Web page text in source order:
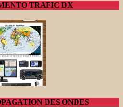
TRAFIC DX
DES ONDES